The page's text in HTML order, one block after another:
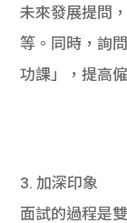
未來發展提問
等。同時，詢
功課」，提高
3. 加深印象
面試的過程是